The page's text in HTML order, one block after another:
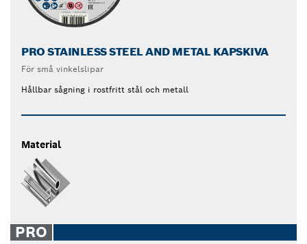
PRO STAINLESS STEEL AND METAL KAPSKIVA
För små vinkelslipar
Hållbar sågning i rostfritt stål och metall
Material
PRO